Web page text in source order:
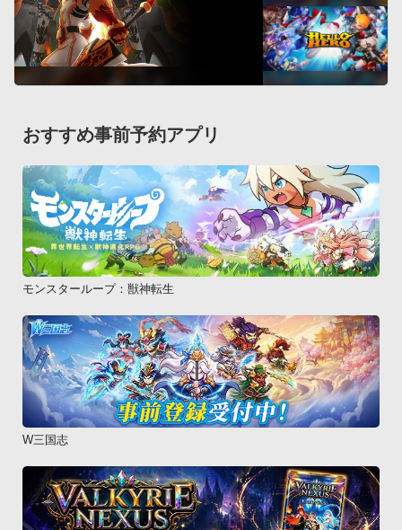
文字が入ります）
@disney.ne.jp
@emnet.ne.jp
QRコード読み込み機能に、ZXing(Zebra Crossing、
http://code.google.com/p/zxing/ )を使用しています。
ZXingは、Apache License, Version
2.0(http://www.apache.org/licenses/LICENSE-2.0 )の下でライ
センスされています。
おすすめ事前予約アプリ
モンスターループ：獣神転生
W三国志